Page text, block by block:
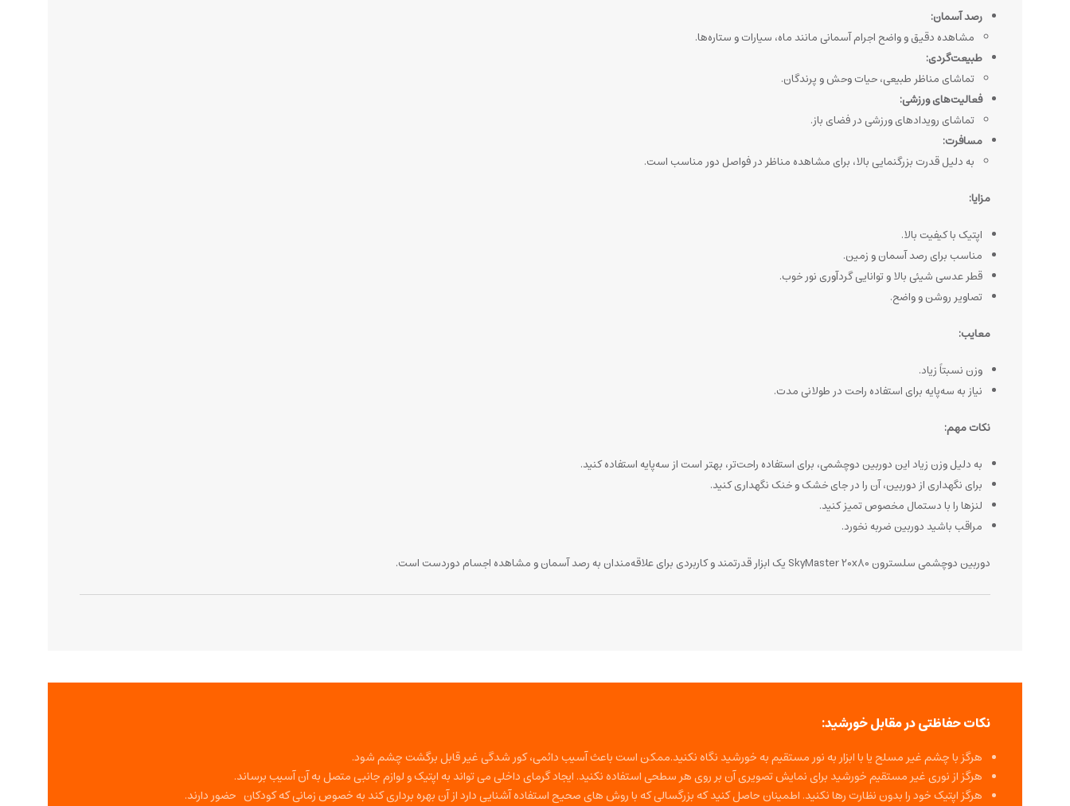
رصد آسمان:
مشاهده دقیق و واضح اجرام آسمانی مانند ماه، سیارات و ستاره‌ها.
طبیعت‌گردی:
تماشای مناظر طبیعی، حیات وحش و پرندگان.
فعالیت‌های ورزشی:
تماشای رویدادهای ورزشی در فضای باز.
مسافرت:
به دلیل قدرت بزرگنمایی بالا، برای مشاهده مناظر در فواصل دور مناسب است.
مزایا:
اپتیک با کیفیت بالا.
مناسب برای رصد آسمان و زمین.
قطر عدسی شیئی بالا و توانایی گردآوری نور خوب.
تصاویر روشن و واضح.
معایب:
وزن نسبتاً زیاد.
نیاز به سه‌پایه برای استفاده راحت در طولانی مدت.
نکات مهم:
به دلیل وزن زیاد این دوربین دوچشمی، برای استفاده راحت‌تر، بهتر است از سه‌پایه استفاده کنید.
برای نگهداری از دوربین، آن را در جای خشک و خنک نگهداری کنید.
لنزها را با دستمال مخصوص تمیز کنید.
مراقب باشید دوربین ضربه نخورد.
دوربین دوچشمی سلسترون SkyMaster 20x80 یک ابزار قدرتمند و کاربردی برای علاقه‌مندان به رصد آسمان و مشاهده اجسام دوردست است.
نکات حفاظتی در مقابل خورشید:
هرگز با چشم غیر مسلح یا با ابزار به نور مستقیم به خورشید نگاه نکنید.ممکن است باعث آسیب دائمی، کور شدگی غیر قابل برگشت چشم شود.
هرگز از نوری غیر مستقیم خورشید برای نمایش تصویری آن بر روی هر سطحی استفاده نکنید. ایجاد گرمای داخلی می تواند به اپتیک و لوازم جانبی متصل به آن آسیب برساند.
هرگز اپتیک خود را بدون نظارت رها نکنید. اطمینان حاصل کنید که بزرگسالی که با روش های صحیح استفاده آشنایی دارد از آن بهره برداری کند به خصوص زمانی که کودکان حضور دارند.